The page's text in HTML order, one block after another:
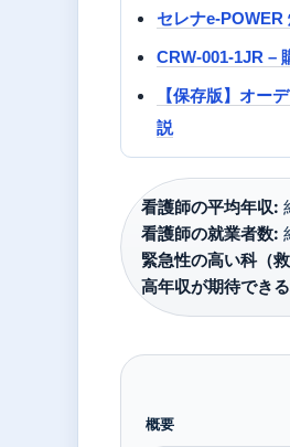
セレナe-POWER
CRW-001-1JR –
【保存版】オー
説
看護師の平均年収:
看護師の就業者数:
緊急性の高い科（
高年収が期待でき
概要